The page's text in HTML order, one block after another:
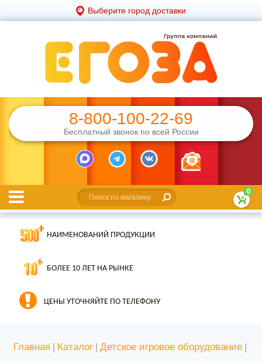
Выберите город доставки
8-800-100-22-69
Бесплатный звонок по всей России
0
НАИМЕНОВАНИЙ ПРОДУКЦИИ
БОЛЕЕ 10 ЛЕТ НА РЫНКЕ
ЦЕНЫ УТОЧНЯЙТЕ ПО ТЕЛЕФОНУ
Главная | Каталог | Детское игровое оборудование |